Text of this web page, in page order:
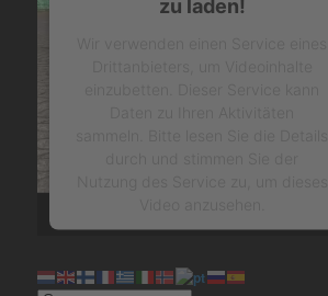
zu laden!
Mehr Informationen